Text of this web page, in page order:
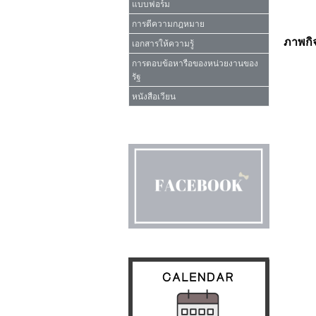
แบบฟอร์ม
การตีความกฎหมาย
เอกสารให้ความรู้
การตอบข้อหารือของหน่วยงานของ
รัฐ
หนังสือเวียน
ภาพกิ